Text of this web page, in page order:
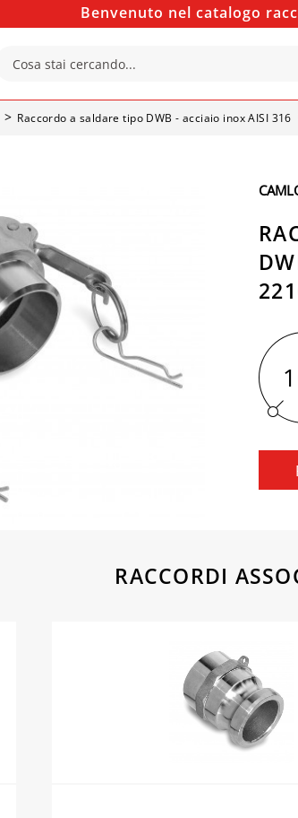
Benvenuto nel catalogo
Raccordo a saldare tipo DWB - acciaio inox AISI 316
RACCORDI